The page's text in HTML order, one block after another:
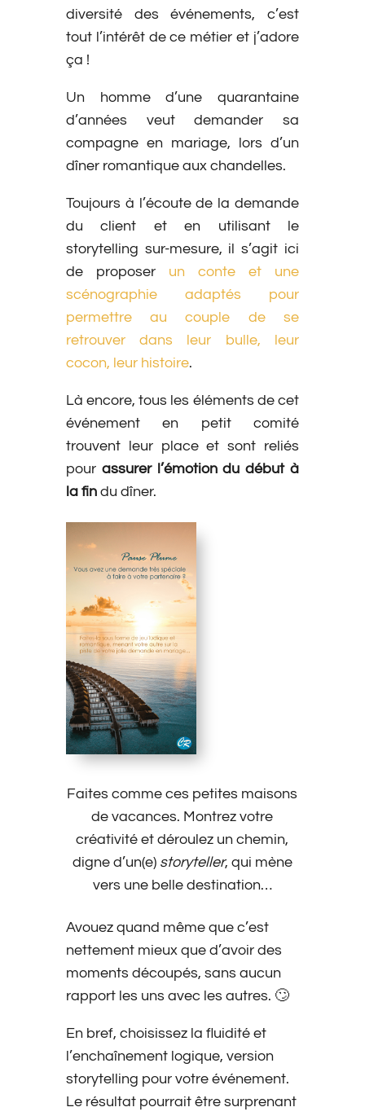
diversité des événements, c’est
tout l’intérêt de ce métier et j’adore
ça !
Un homme d’une quarantaine
d’années veut demander sa
compagne en mariage, lors d’un
dîner romantique aux chandelles.
Toujours à l’écoute de la demande
du client et en utilisant le
storytelling sur-mesure, il s’agit ici
de proposer un conte et une
scénographie adaptés pour
permettre au couple de se
retrouver dans leur bulle, leur
cocon, leur histoire.
Là encore, tous les éléments de cet
événement en petit comité
trouvent leur place et sont reliés
pour assurer l’émotion du début à
la findu dîner.
Faites comme ces petites maisons
de vacances. Montrez votre
créativité et déroulez un chemin,
digne d’un(e) storyteller, qui mène
vers une belle destination…
Avouez quand même que c’est
nettement mieux que d’avoir des
moments découpés, sans aucun
rapport les uns avec les autres. 🙄
En bref, choisissez la fluidité et
l’enchaînement logique, version
storytelling pour votre événement.
Le résultat pourrait être surprenant